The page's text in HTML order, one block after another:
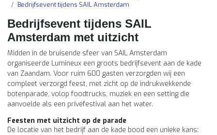
Bedrijfsevent tijdens SAIL Amsterdam
Bedrijfsevent tijdens SAIL
Amsterdam met uitzicht
Midden in de bruisende sfeer van SAIL Amsterdam
organiseerde Lumineux een groots bedrijfsevent aan de kade
van Zaandam. Voor ruim 600 gasten verzorgden wij een
compleet verzorgd feest, met zicht op de indrukwekkende
botenparade, volop foodtrucks, muziek en een setting die
aanvoelde als een privéfestival aan het water.
Feesten met uitzicht op de parade
De locatie van het bedrijf aan de kade bood een unieke kans: